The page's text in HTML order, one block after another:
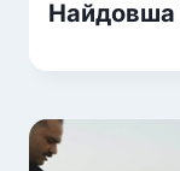
Найдовша